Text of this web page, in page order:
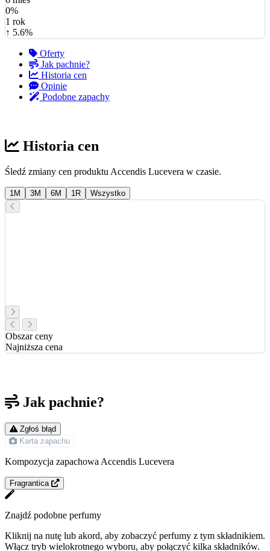
0%
1 rok
↑ 5.6%
Oferty
Jak pachnie?
Historia cen
Opinie
Podobne zapachy
Historia cen
Śledź zmiany cen produktu Accendis Lucevera w czasie.
1M 3M 6M 1R Wszystko
Obszar ceny
Najniższa cena
Jak pachnie?
Zgłoś błąd
Karta zapachu
Kompozycja zapachowa Accendis Lucevera
Fragrantica
Znajdź podobne perfumy
Kliknij na nutę lub akord, aby zobaczyć perfumy z tym składnikiem.
Włącz tryb wielokrotnego wyboru, aby połączyć kilka składników.